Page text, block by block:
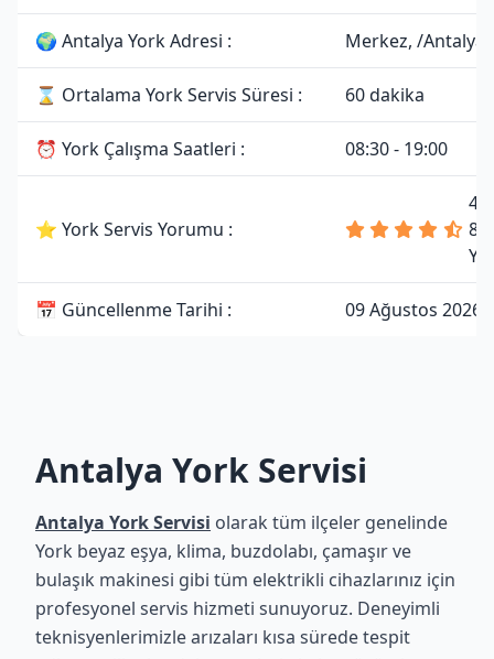
🌍 Antalya York Adresi : Merkez, /Antalya
⌛ Ortalama York Servis Süresi : 60 dakika
⏰ York Çalışma Saatleri : 08:30 - 19:00
⭐ York Servis Yorumu :
81
📅 Güncellenme Tarihi : 09 Ağustos 2026
Antalya York Servisi
Antalya York Servisi olarak tüm ilçeler genelinde
York beyaz eşya, klima, buzdolabı, çamaşır ve
bulaşık makinesi gibi tüm elektrikli cihazlarınız için
profesyonel servis hizmeti sunuyoruz. Deneyimli
teknisyenlerimizle arızaları kısa sürede tespit